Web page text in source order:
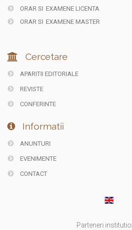
ORAR SI EXAMENE LICENTA
ORAR SI EXAMENE MASTER
Cercetare
APARITII EDITORIALE
REVISTE
CONFERINTE
Informatii
ANUNTURI
EVENIMENTE
CONTACT
Parteneri